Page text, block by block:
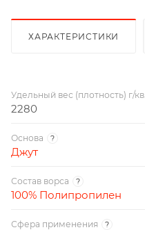
ХАРАКТЕРИСТИКИ
Удельный вес (плотность) г/
2280
Основа ?
Джут
Состав ворса ?
100% Полипропилен
Сфера применения ?